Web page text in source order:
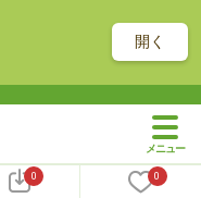
開く
0 0